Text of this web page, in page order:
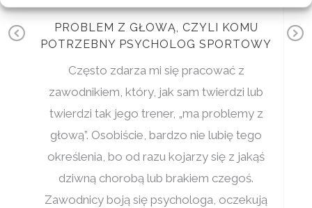
Previous
PROBLEM Z GŁOWĄ, CZYLI KOMU
POTRZEBNY PSYCHOLOG SPORTOWY
Często zdarza mi się pracować z
zawodnikiem, który, jak sam twierdzi lub
twierdzi tak jego trener, „ma problemy z
głową”. Osobiście, bardzo nie lubię tego
określenia, bo od razu kojarzy się z jakąś
dziwną chorobą lub brakiem czegoś.
Zawodnicy boją się psychologa, oczekują